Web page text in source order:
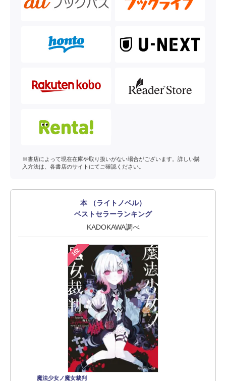
※書店によって現在在庫や取り扱いがない場合がございます。詳しい購
入方法は、各書店のサイトにてご確認ください。
本 （ライトノベル）
ベストセラーランキング
KADOKAWA調べ
1位
魔法少女ノ魔女裁判